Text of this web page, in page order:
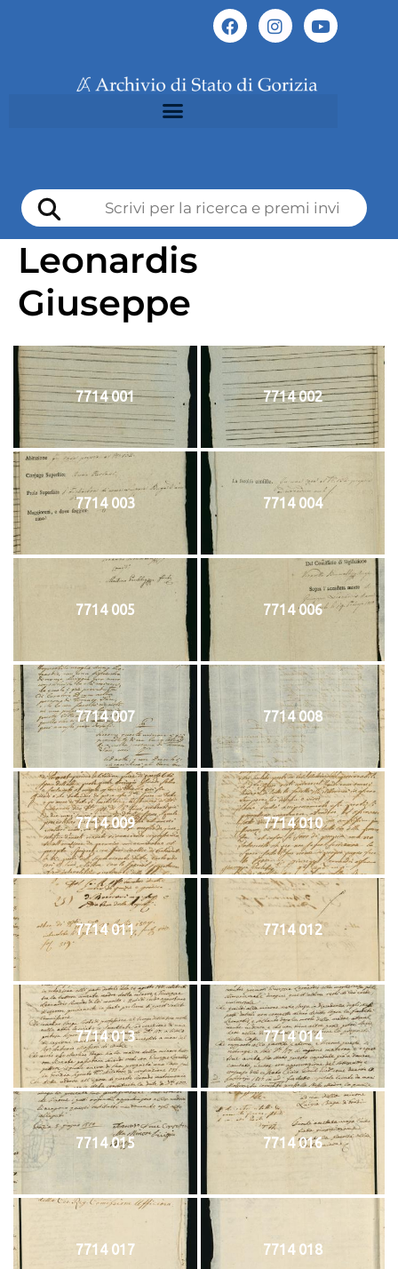
Leonardis
Giuseppe
7714 001 7714 002
7714 003 7714 004
7714 005 7714 006
7714 007 7714 008
7714 009 7714 010
7714 011 7714 012
7714 013 7714 014
7714 015 7714 016
7714 017 7714 018